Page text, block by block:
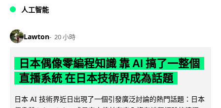
人工智能
Lawton 20 小時
日本偶像零編程知識 靠 AI 搞了一整個
直播系統 在日本技術界成為話題
日本 AI 技術界近日出現了一個引發廣泛討論的熱門話題：日本